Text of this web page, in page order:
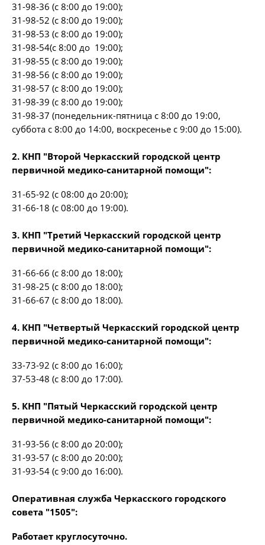
31-98-36 (с 8:00 до 19:00);
31-98-52 (с 8:00 до 19:00);
31-98-53 (с 8:00 до 19:00);
31-98-54(с 8:00 до 19:00);
31-98-55 (с 8:00 до 19:00);
31-98-56 (с 8:00 до 19:00);
31-98-57 (с 8:00 до 19:00);
31-98-39 (с 8:00 до 19:00);
31-98-37 (понедельник-пятница с 8:00 до 19:00,
суббота с 8:00 до 14:00, воскресенье с 9:00 до 15:00).
2. КНП "Второй Черкасский городской центр
первичной медико-санитарной помощи":
31-65-92 (с 08:00 до 20:00);
31-66-18 (с 08:00 до 19:00).
3. КНП "Третий Черкасский городской центр
первичной медико-санитарной помощи":
31-66-66 (с 8:00 до 18:00);
31-98-25 (с 8:00 до 18:00);
31-66-67 (с 8:00 до 18:00).
4. КНП "Четвертый Черкасский городской центр
первичной медико-санитарной помощи":
33-73-92 (с 8:00 до 16:00);
37-53-48 (с 8:00 до 17:00).
5. КНП "Пятый Черкасский городской центр
первичной медико-санитарной помощи":
31-93-56 (с 8:00 до 20:00);
31-93-57 (с 8:00 до 20:00);
31-93-54 (с 9:00 до 16:00).
Оперативная служба Черкасского городского
совета "1505":
Работает круглосуточно.